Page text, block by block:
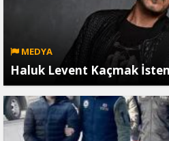
MEDYA
Haluk Levent Kaçmak